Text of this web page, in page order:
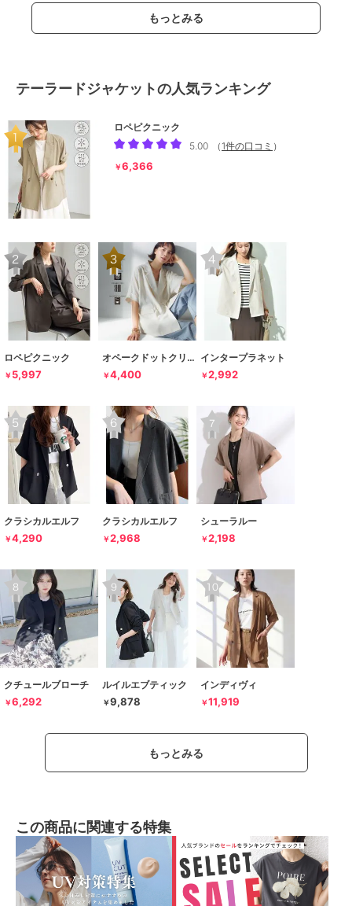
もっとみる
テーラードジャケットの人気ランキング
ロペピクニック
5.00
（ 1件の口コミ ）
￥6,366
ロペピクニック
￥ 5,997
オペークドットクリップ
￥4,400
インタープラネット
￥2,992
クラシカルエルフ
￥4,290
クラシカルエルフ
￥2,968
シューラルー
￥2,198
クチュールブローチ
￥6,292
ルイルエブティック
￥9,878
インディヴィ
￥11,919
もっとみる
この商品に関連する特集